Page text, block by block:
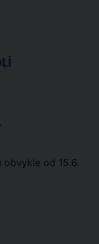
obvykle od 15.6.